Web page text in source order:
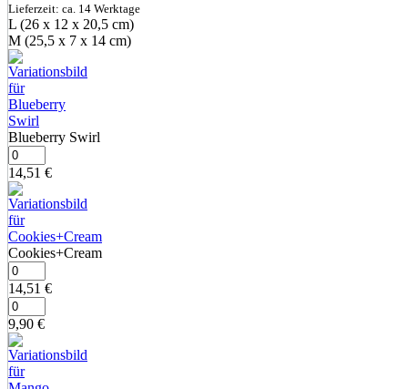
Lieferzeit: ca. 14 Werktage
L (26 x 12 x 20,5 cm)
M (25,5 x 7 x 14 cm)
Blueberry Swirl
14,51 €
Cookies+Cream
14,51 €
9,90 €